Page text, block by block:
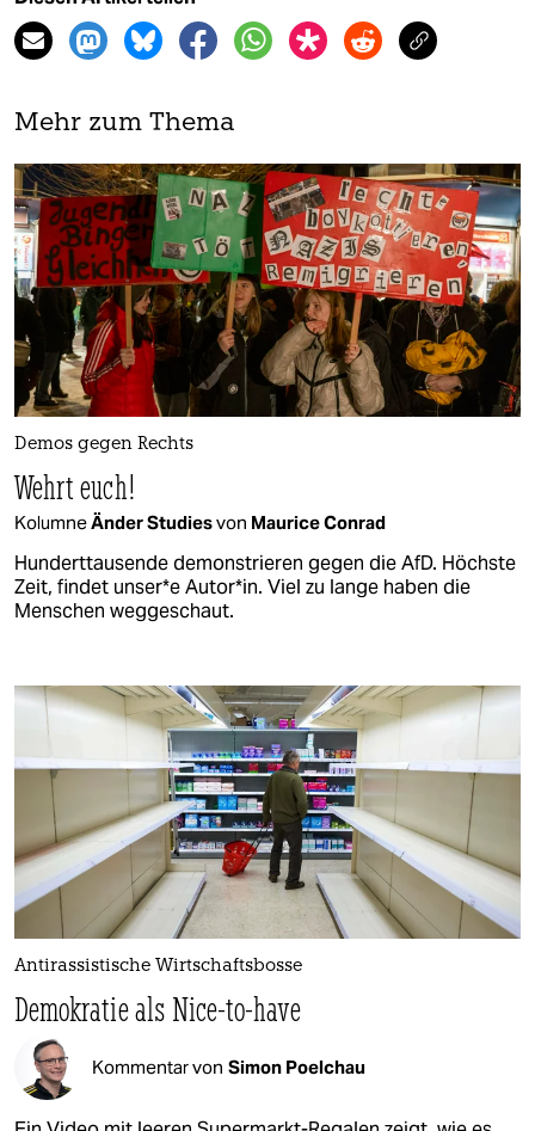
Mehr zum Thema
Demos gegen Rechts
Wehrt euch!
KolumneÄnder Studiesvon Maurice Conrad
Hunderttausende demonstrieren gegen die AfD. Höchste
Zeit, findet un­se­r*e Autor*in. Viel zu lange haben die
Menschen weggeschaut.
Antirassistische Wirtschaftsbosse
Demokratie als Nice-to-have
Kommentar von Simon Poelchau